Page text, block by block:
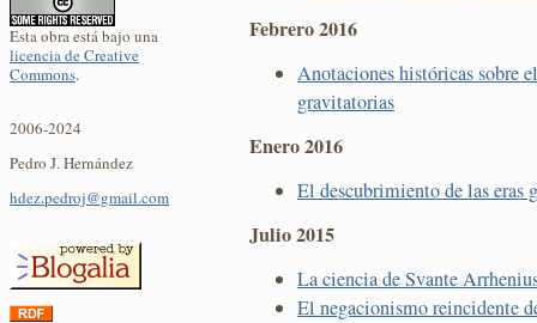
Esta obra está bajo una
licencia de Creative
Commons.
2006-2024
Pedro J. Hernández
hdez.pedroj@gmail.com
Febrero 2016
Anotaciones históricas sobre
gravitatorias
Enero 2016
El descubrimiento de las eras
Julio 2015
La ciencia de Svante
El negacionismo reincidente